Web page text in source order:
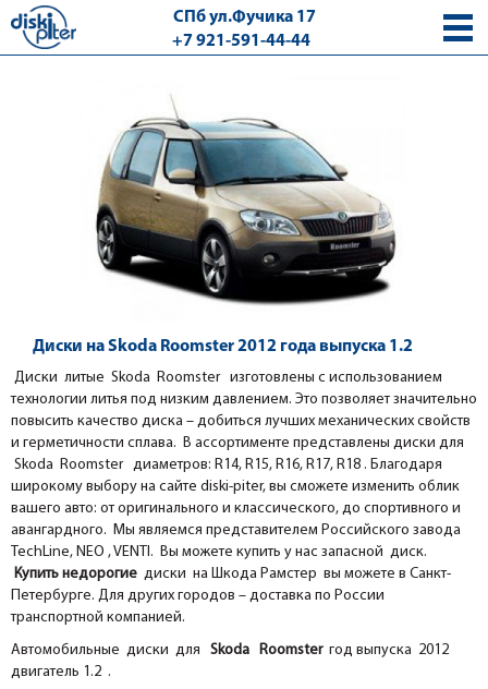
СПб ул.Фучика 17
+7 921-591-44-44
Диски на Skoda Roomster 2012 года выпуска 1.2
Диски литые Skoda Roomster изготовлены с использованием
технологии литья под низким давлением. Это позволяет значительно
повысить качество диска – добиться лучших механических свойств
и герметичности сплава. В ассортименте представлены диски для
Skoda Roomster диаметров: R14, R15, R16, R17, R18 . Благодаря
широкому выбору на сайте diski-piter, вы сможете изменить облик
вашего авто: от оригинального и классического, до спортивного и
авангардного. Мы являемся представителем Российского завода
TechLine, NEO , VENTI. Вы можете купить у нас запасной диск.
Купить недорогие диски на Шкода Рамстер вы можете в Санкт-
Петербурге. Для других городов – доставка по России
транспортной компанией.
Автомобильные диски для
Skoda Roomsterгод выпуска 2012
двигатель 1.2 .